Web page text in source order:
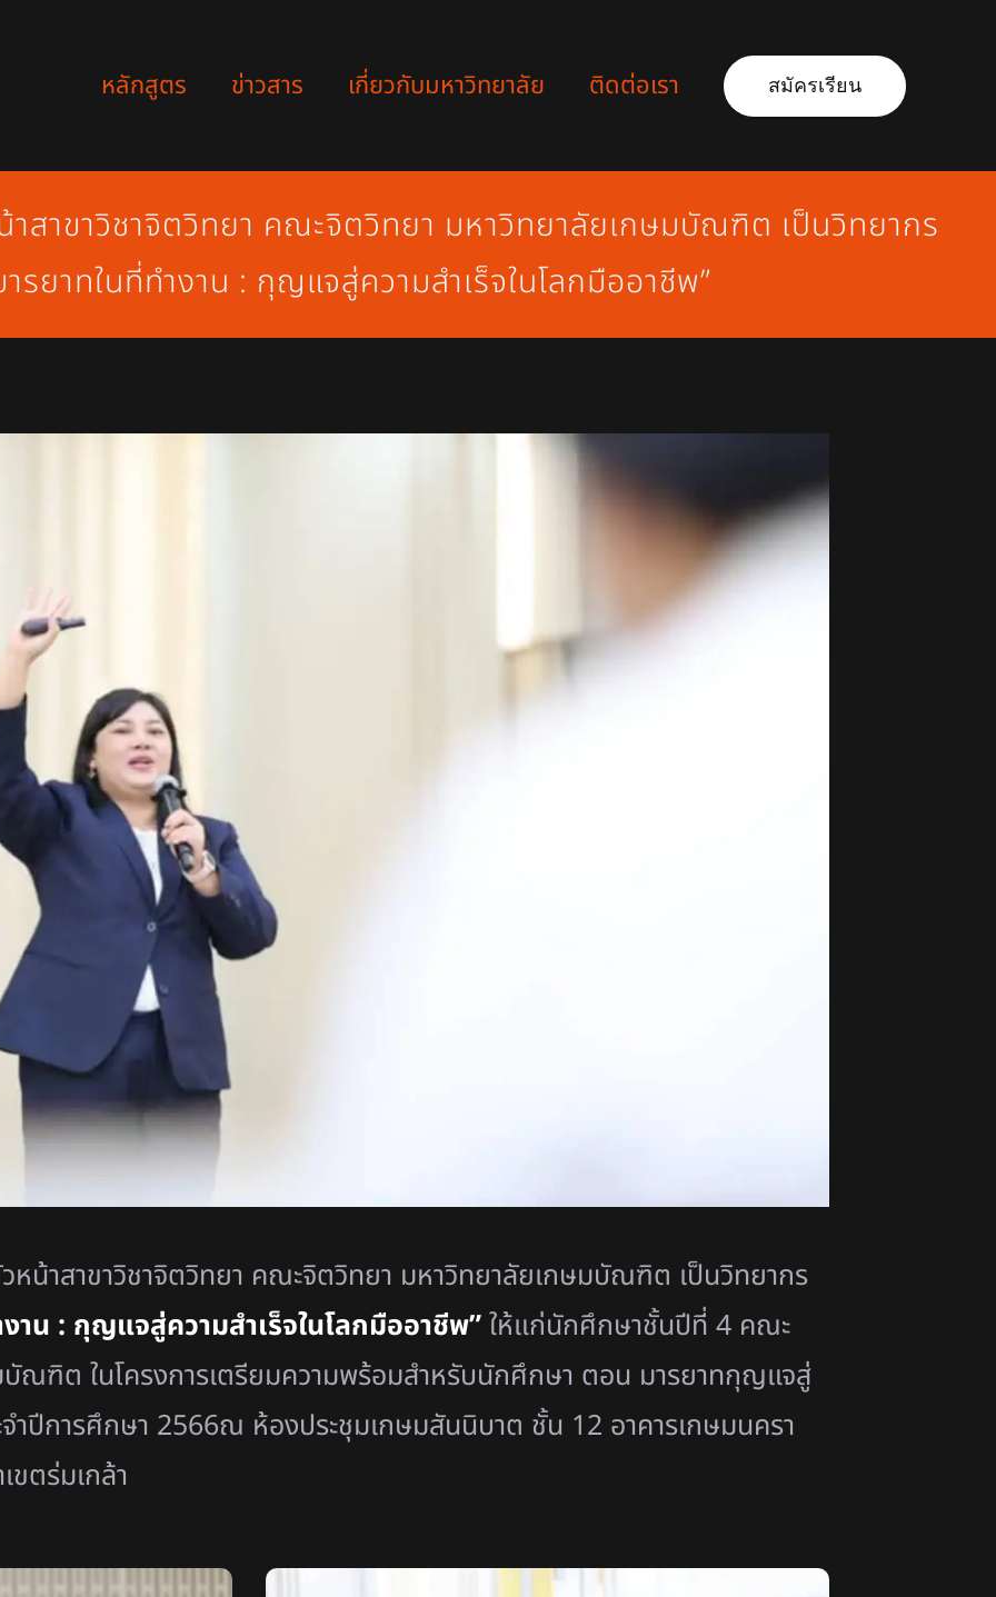
หลักสูตร ข่าวสาร เกี่ยวกับมหาวิทยาลัย ติดต่อเรา สมัครเรียน
สาขาวิชาจิตวิทยา คณะจิตวิทยา มหาวิทยาลัยเกษมบัณฑิต เป็นวิทยากร
รยาทในที่ทำงาน : กุญแจสู่ความสำเร็จในโลกมืออาชีพ”
น้าสาขาวิชาจิตวิทยา คณะจิตวิทยา มหาวิทยาลัยเกษมบัณฑิต เป็นวิทยากร
าน : กุญแจสู่ความสำเร็จในโลกมืออาชีพ”ให้แก่นักศึกษาชั้นปีที่ 4 คณะ
ณฑิต ในโครงการเตรียมความพร้อมสำหรับนักศึกษา ตอน มารยาทกุญแจสู่
จำปีการศึกษา 2566ณ ห้องประชุมเกษมสันนิบาต ชั้น 12 อาคารเกษมนครา
ตร่มเกล้า